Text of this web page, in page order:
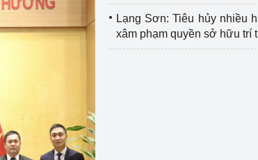
Lạng Sơn: Tiêu hủy nhiều
xâm phạm quyền sở hữu trí